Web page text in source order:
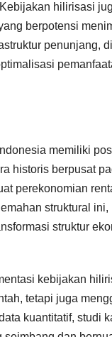
hilirisasi
berpotensi
penunjang,
memiliki
historis berpusat
perekonomian
struktural ini,
struktur
kebijakan
tetapi juga
kuantitatif, studi